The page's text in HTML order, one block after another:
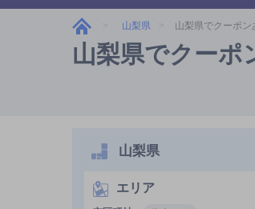
山梨県 山梨県でクーポン
山梨県でクーポ
山梨県
エリア